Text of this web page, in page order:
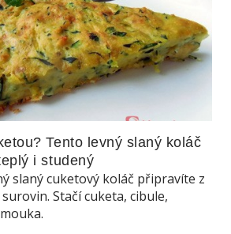
Tento levný slaný koláč
i studený
slaný cuketový koláč připravíte z
Stačí cuketa, cibule,